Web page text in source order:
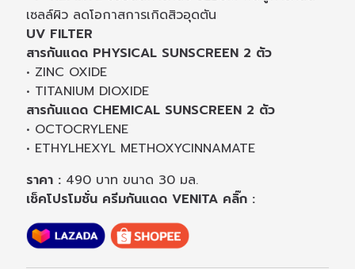
เซลล์ผิว ลดโอกาสการเกิดสิวอุดตัน
UV FILTER
สารกันแดด PHYSICAL SUNSCREEN 2 ตัว
• ZINC OXIDE
• TITANIUM DIOXIDE
สารกันแดด CHEMICAL SUNSCREEN 2 ตัว
• OCTOCRYLENE
• ETHYLHEXYL METHOXYCINNAMATE
ราคา : 490 บาท ขนาด 30 มล.
เช็คโปรโมชั่น ครีมกันแดด VENITA คลิ๊ก :